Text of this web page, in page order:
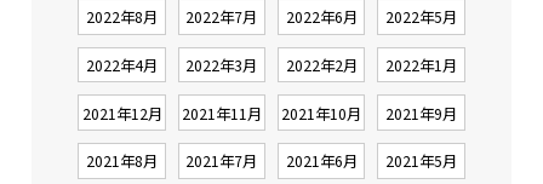
2022年8月 2022年7月 2022年6月 2022年5月
2022年4月 2022年3月 2022年2月 2022年1月
2021年12月 2021年11月 2021年10月 2021年9月
2021年8月 2021年7月 2021年6月 2021年5月